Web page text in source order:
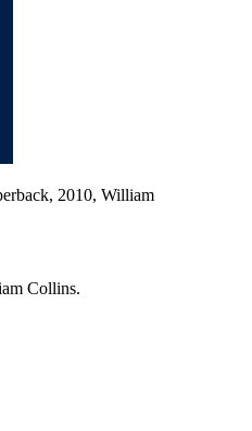
2010, William
Collins.